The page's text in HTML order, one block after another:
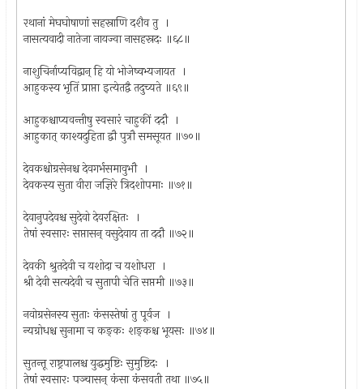
रथानां मेघघोषाणां सहस्राणि दशैव तु ।
नासत्यवादी नातेजा नायज्वा नासहस्रदः ॥६८॥
नाशुचिर्नाप्यविद्वान् हि यो भोजेष्वभ्यजायत ।
आहुकस्य भृतिं प्राप्ता इत्येतद्वै तदुच्यते ॥६९॥
आहुकश्चाप्यवन्तीषु स्वसारं चाहुकीं ददौ ।
आहुकात् काश्यदुहिता द्वौ पुत्रौ समसूयत ॥७०॥
देवकश्चोग्रसेनश्च देवगर्भसमावुभौ ।
देवकस्य सुता वीरा जज्ञिरे त्रिदशोपमाः ॥७१॥
देवानुपदेवश्च सुदेवो देवरक्षितः ।
तेषां स्वसारः सप्तासन् वसुदेवाय ता ददौ ॥७२॥
देवकी श्रुतदेवी च यशोदा च यशोधरा ।
श्री देवी सत्यदेवी च सुतापी चेति सप्तमी ॥७३॥
नवोग्रसेनस्य सुताः कंसस्तेषां तु पूर्वज ।
न्यग्रोधश्च सुनामा च कङ्कः शङ्कश्च भूयसः ॥७४॥
सुतन्तू राष्ट्रपालश्च युद्धमुष्टिः सुमुष्टिदः ।
तेषां स्वसारः पञ्चासन् कंसा कंसवती तथा ॥७५॥